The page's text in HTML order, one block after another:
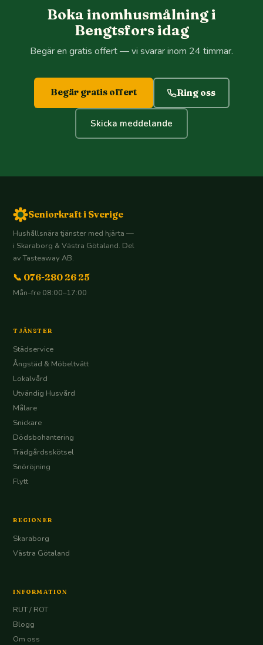
Boka inomhusmålning i
Bengtsfors idag
Begär en gratis offert — vi svarar inom 24 timmar.
Begär gratis offert Ring oss
Skicka meddelande
Seniorkraft i Sverige
Hushållsnära tjänster med hjärta —
i Skaraborg & Västra Götaland. Del
av Tasteaway AB.
📞 076-280 26 25
Mån–fre 08:00–17:00
TJÄNSTER
Städservice
Ångstäd & Möbeltvätt
Lokalvård
Utvändig Husvård
Målare
Snickare
Dödsbohantering
Trädgårdsskötsel
Snöröjning
Flytt
REGIONER
Skaraborg
Västra Götaland
INFORMATION
RUT / ROT
Blogg
Om oss